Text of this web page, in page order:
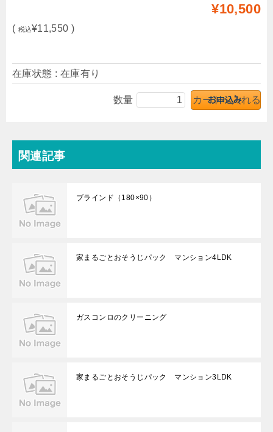
¥10,500
( 税込¥11,550 )
在庫状態 : 在庫有り
数量
関連記事
ブラインド（180×90）
家まるごとおそうじパック マンション4LDK
ガスコンロのクリーニング
家まるごとおそうじパック マンション3LDK